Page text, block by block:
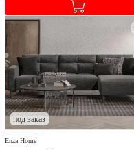
под заказ
Enza Home